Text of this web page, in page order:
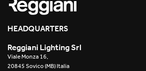
Yori Surface/Pendant
Envios IP66
Retail
Showrooms
HEADQUARTERS
Reggiani Lighting Srl
Viale Monza 16,
20845 Sovico (MB) Italia